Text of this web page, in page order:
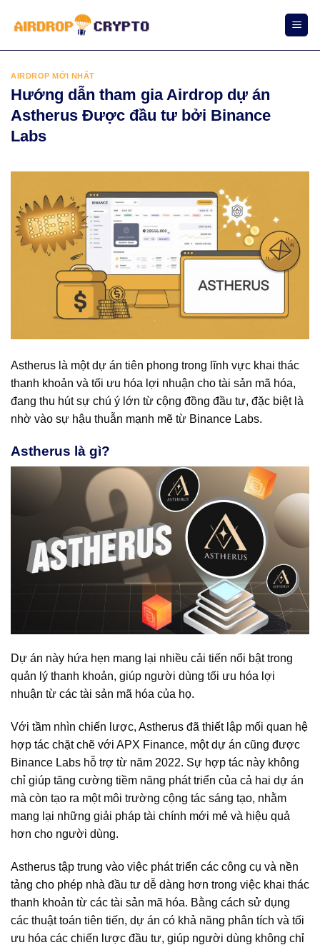
qua
AIRDROP MỚI NHẤT
Hướng dẫn tham gia Airdrop dự án
Astherus Được đầu tư bởi Binance
Labs
Astherus là một dự án tiên phong trong lĩnh vực khai thác
thanh khoản và tối ưu hóa lợi nhuận cho tài sản mã hóa,
đang thu hút sự chú ý lớn từ cộng đồng đầu tư, đặc biệt là
nhờ vào sự hậu thuẫn mạnh mẽ từ Binance Labs.
Astherus là gì?
Dự án này hứa hẹn mang lại nhiều cải tiến nổi bật trong
quản lý thanh khoản, giúp người dùng tối ưu hóa lợi
nhuận từ các tài sản mã hóa của họ.
Với tầm nhìn chiến lược, Astherus đã thiết lập mối quan hệ
hợp tác chặt chẽ với APX Finance, một dự án cũng được
Binance Labs hỗ trợ từ năm 2022. Sự hợp tác này không
chỉ giúp tăng cường tiềm năng phát triển của cả hai dự án
mà còn tạo ra một môi trường cộng tác sáng tạo, nhằm
mang lại những giải pháp tài chính mới mẻ và hiệu quả
hơn cho người dùng.
Astherus tập trung vào việc phát triển các công cụ và nền
tảng cho phép nhà đầu tư dễ dàng hơn trong việc khai thác
thanh khoản từ các tài sản mã hóa. Bằng cách sử dụng
các thuật toán tiên tiến, dự án có khả năng phân tích và tối
ưu hóa các chiến lược đầu tư, giúp người dùng không chỉ